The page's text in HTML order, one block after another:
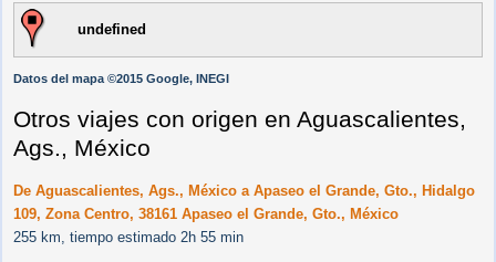
undefined
Datos del mapa ©2015 Google, INEGI
Otros viajes con origen en Aguascalientes,
Ags., México
De Aguascalientes, Ags., México a Apaseo el Grande, Gto., Hidalgo
109, Zona Centro, 38161 Apaseo el Grande, Gto., México
255 km, tiempo estimado 2h 55 min